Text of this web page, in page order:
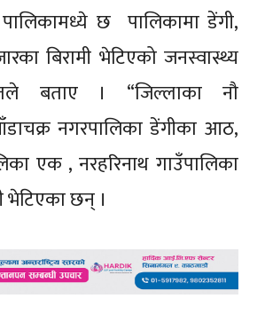
छ पालिकामा डेंगी,
बिरामी भेटिएको जनस्वास्थ्य
बताए । “जिल्लाका नौ
नगरपालिका डेंगीका आठ,
एक , नरहरिनाथ गाउँपालिका
भेटिएका छन् ।